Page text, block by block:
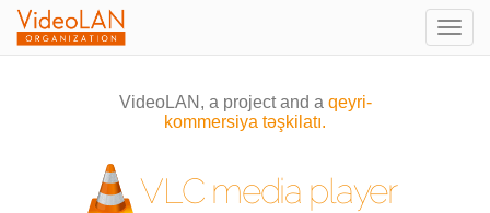
VideoLAN, a project and a qeyri-
kommersiya təşkilatı.
VLC media player